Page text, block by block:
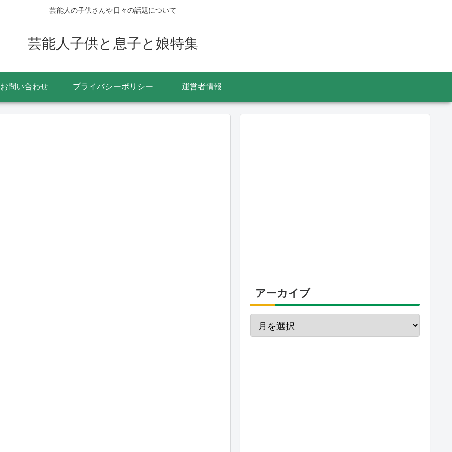
芸能人の子供さんや日々の話題について
芸能人子供と息子と娘特集
お問い合わせ プライバシーポリシー 運営者情報
アーカイブ